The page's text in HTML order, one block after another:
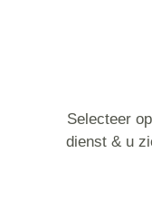
Selecteer
dienst & u